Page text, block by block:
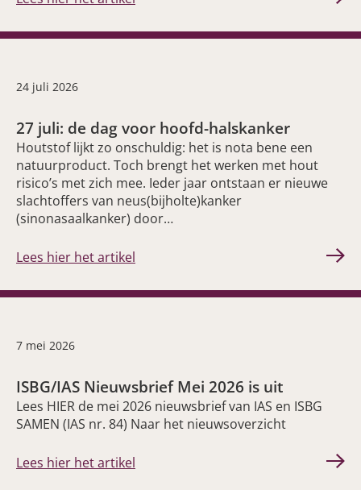
24 juli 2026
27 juli: de dag voor hoofd-halskanker
Houtstof lijkt zo onschuldig: het is nota bene een
natuurproduct. Toch brengt het werken met hout
risico’s met zich mee. Ieder jaar ontstaan er nieuwe
slachtoffers van neus(bijholte)kanker
(sinonasaalkanker) door…
Lees hier het artikel
7 mei 2026
ISBG/IAS Nieuwsbrief Mei 2026 is uit
Lees HIER de mei 2026 nieuwsbrief van IAS en ISBG
SAMEN (IAS nr. 84) Naar het nieuwsoverzicht
Lees hier het artikel